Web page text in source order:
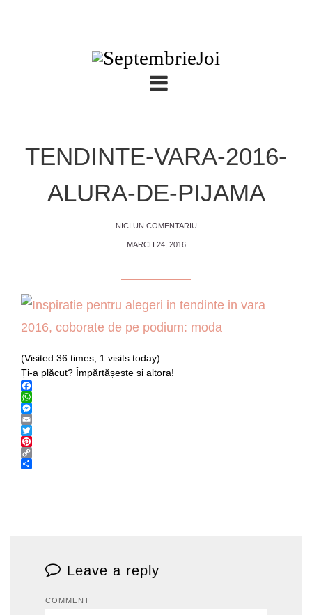
TENDINTE-VARA-2016-
ALURA-DE-PIJAMA
NICI UN COMENTARIU
MARCH 24, 2016
(Visited 36 times, 1 visits today)
Ți-a plăcut? Împărtășește și altora!
Facebook
WhatsApp
Messenger
Email
Twitter
Pinterest
Copy
Leave a reply
COMMENT